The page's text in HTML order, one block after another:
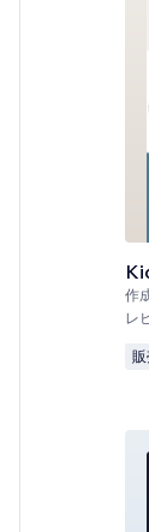
作
レ